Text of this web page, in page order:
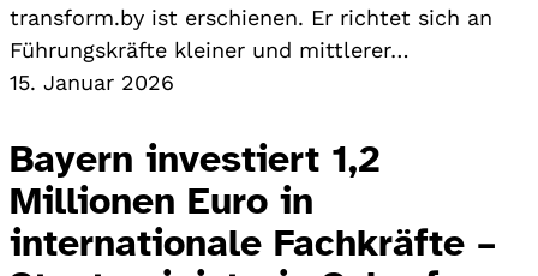
transform.by ist erschienen. Er richtet sich an
Führungskräfte kleiner und mittlerer…
15. Januar 2026
Bayern investiert 1,2
Millionen Euro in
internationale Fachkräfte –